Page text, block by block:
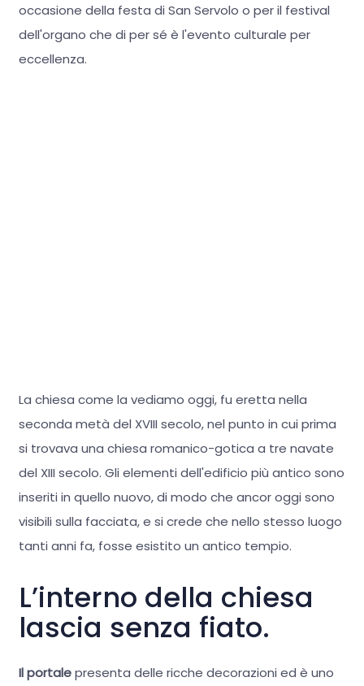
occasione della festa di San Servolo o per il festival
dell'organo che di per sé è l'evento culturale per
eccellenza.
La chiesa come la vediamo oggi, fu eretta nella
seconda metà del XVIII secolo, nel punto in cui prima
si trovava una chiesa romanico-gotica a tre navate
del XIII secolo. Gli elementi dell'edificio più antico sono
inseriti in quello nuovo, di modo che ancor oggi sono
visibili sulla facciata, e si crede che nello stesso luogo
tanti anni fa, fosse esistito un antico tempio.
L’interno della chiesa
lascia senza fiato.
Il portalepresenta delle ricche decorazioni ed è uno